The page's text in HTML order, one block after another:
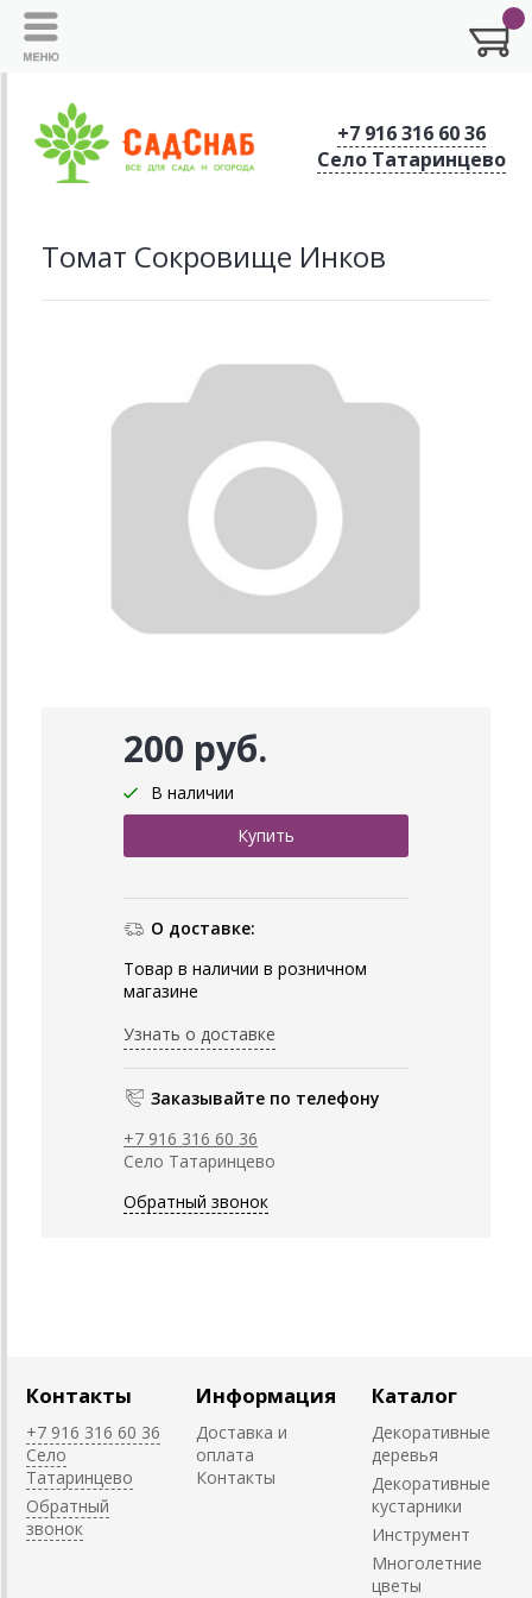
+7 916 316 60 36
Село Татаринцево
Томат Сокровище Инков
200 руб.
В наличии
О доставке:
Товар в наличии в розничном
магазине
Узнать о доставке
Заказывайте по телефону
+7 916 316 60 36
Село Татаринцево
Обратный звонок
Контакты
+7 916 316 60 36
Село
Татаринцево
Обратный
звонок
Информация
Доставка и
оплата
Контакты
Каталог
Декоративные
деревья
Декоративные
кустарники
Инструмент
Многолетние
цветы